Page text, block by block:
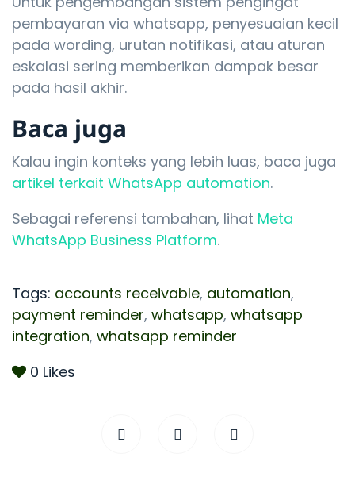
pembayaran via whatsapp, penyesuaian kecil
pada wording, urutan notifikasi, atau aturan
eskalasi sering memberikan dampak besar
pada hasil akhir.
Baca juga
Kalau ingin konteks yang lebih luas, baca juga
artikel terkait WhatsApp automation.
Sebagai referensi tambahan, lihat Meta
WhatsApp Business Platform.
Tags: accounts receivable, automation,
payment reminder, whatsapp, whatsapp
integration, whatsapp reminder
0 Likes